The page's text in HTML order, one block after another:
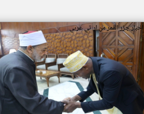
اخبار جزر القمر من ار تي عربي